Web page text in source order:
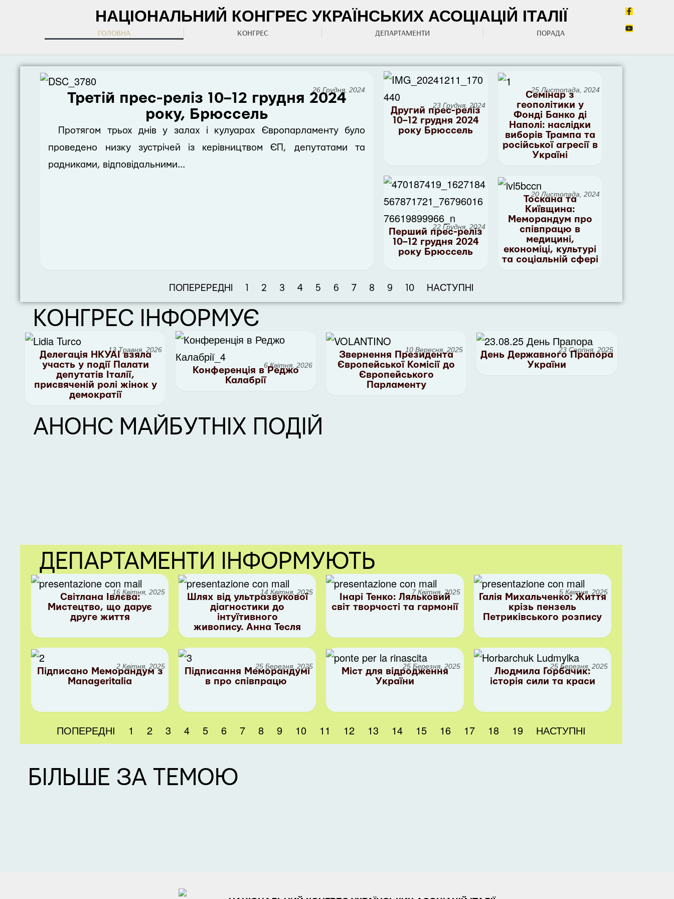
НАЦІОНАЛЬНИЙ КОНГРЕС УКРАЇНСЬКИХ АСОЦІАЦІЙ ІТАЛІЇ
ГОЛОВНА КОНГРЕС ДЕПАРТАМЕНТИ ПОРАДА
26 Грудня, 2024
Третій прес-реліз 10–12 грудня 2024
року, Брюссель
Протягом трьох днів у залах і кулуарах Європарламенту було
проведено низку зустрічей із керівництвом ЄП, депутатами та
радниками, відповідальними...
23 Грудня, 2024
Другий прес-реліз
10–12 грудня 2024
року Брюссель
22 Грудня, 2024
Перший прес-реліз
10–12 грудня 2024
року Брюссель
25 Листопада, 2024
Семінар з
геополітики у
Фонді Банко ді
Наполі: наслідки
виборів Трампа та
російської агресії в
Україні
20 Листопада, 2024
Тоскана та
Київщина:
Меморандум про
співпрацю в
медицині,
економіці, культурі
та соціальній сфері
ПОПЕРЕРЕДНІ 1 2 3 4 5 6 7 8 9 10 НАСТУПНІ
КОНГРЕС ІНФОРМУЄ
13 Травня, 2026
Делегація НКУАІ взяла
участь у події Палати
депутатів Італії,
присвяченій ролі жінок у
демократії
6 Квітня, 2026
Конференція в Реджо
Калабрії
10 Вересня, 2025
Звернення Президента
Європейської Комісії до
Європейського
Парламенту
23 Серпня, 2025
День Державного Прапора
України
АНОНС МАЙБУТНІХ ПОДІЙ
ДЕПАРТАМЕНТИ ІНФОРМУЮТЬ
16 Квітня, 2025
Світлана Івлєва:
Мистецтво, що дарує
друге життя
14 Квітня, 2025
Шлях від ультразвукової
діагностики до
інтуїтивного
живопису. Анна Тесля
7 Квітня, 2025
Інарі Тенко: Ляльковий
світ творчості та гармонії
5 Квітня, 2025
Галія Михальченко: Життя
крізь пензель
Петриківського розпису
2 Квітня, 2025
Підписано Меморандум з
Manageritalia
25 Березня, 2025
Підписання Меморандумі
в про співпрацю
25 Березня, 2025
Міст для відродження
України
25 Березня, 2025
Людмила Горбачик:
історія сили та краси
ПОПЕРЕДНІ 1 2 3 4 5 6 7 8 9 10 11 12 13 14 15 16 17 18 19 НАСТУПНІ
БІЛЬШЕ ЗА ТЕМОЮ